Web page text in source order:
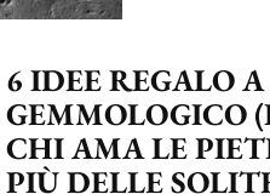
6 IDEE REGALO
GEMMOLOGICO
CHI AMA LE
PIÙ DELLE